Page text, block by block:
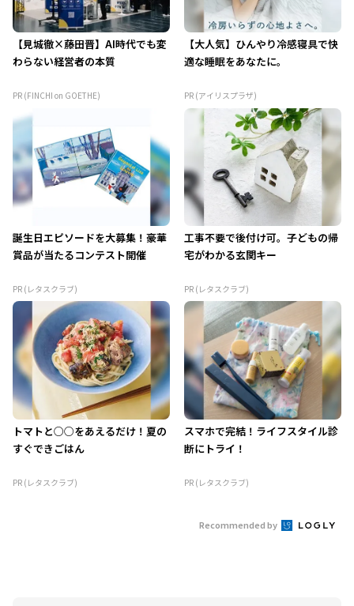
【見城徹×藤田晋】AI時代でも変
わらない経営者の本質
PR (FINCHI on GOETHE)
【大人気】ひんやり冷感寝具で快
適な睡眠をあなたに。
PR (アイリスプラザ)
誕生日エピソードを大募集！豪華
賞品が当たるコンテスト開催
PR (レタスクラブ)
工事不要で後付け可。子どもの帰
宅がわかる玄関キー
PR (レタスクラブ)
トマトと○○をあえるだけ！夏の
すぐできごはん
PR (レタスクラブ)
スマホで完結！ライフスタイル診
断にトライ！
PR (レタスクラブ)
Recommended by